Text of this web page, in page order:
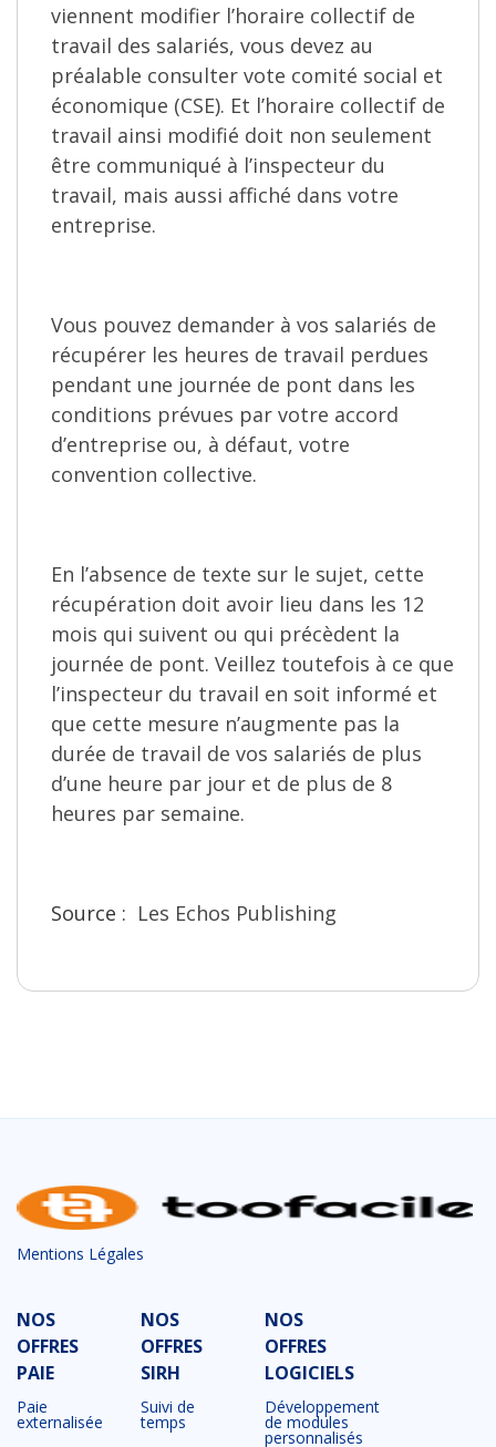
viennent modifier l’horaire collectif de
travail des salariés, vous devez au
préalable consulter vote comité social et
économique (CSE). Et l’horaire collectif de
travail ainsi modifié doit non seulement
être communiqué à l’inspecteur du
travail, mais aussi affiché dans votre
entreprise.
Vous pouvez demander à vos salariés de
récupérer les heures de travail perdues
pendant une journée de pont dans les
conditions prévues par votre accord
d’entreprise ou, à défaut, votre
convention collective.
En l’absence de texte sur le sujet, cette
récupération doit avoir lieu dans les 12
mois qui suivent ou qui précèdent la
journée de pont. Veillez toutefois à ce que
l’inspecteur du travail en soit informé et
que cette mesure n’augmente pas la
durée de travail de vos salariés de plus
d’une heure par jour et de plus de 8
heures par semaine.
Source : Les Echos Publishing
Mentions Légales
NOS
OFFRES
PAIE
Paie
externalisée
NOS
OFFRES
SIRH
Suivi de
temps
NOS
OFFRES
LOGICIELS
Développement
de modules
personnalisés